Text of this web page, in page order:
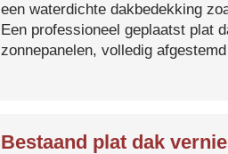
een waterdichte dakbedekking
Een professioneel geplaatst plat
zonnepanelen, volledig
Bestaand plat dak